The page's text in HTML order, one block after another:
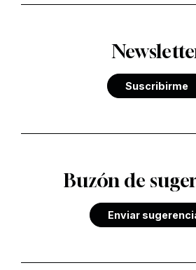
Suscribirme
Buzón de
Enviar